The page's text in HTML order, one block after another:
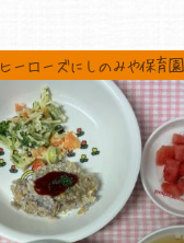
ヒーローズにしのみや保育園